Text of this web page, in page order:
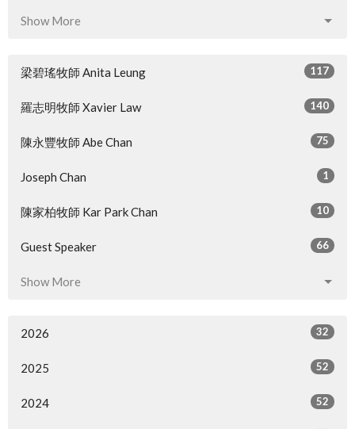
Show More
梁碧瑤牧師 Anita Leung 117
羅志明牧師 Xavier Law 140
陳永豐牧師 Abe Chan 75
Joseph Chan 1
陳家柏牧師 Kar Park Chan 10
Guest Speaker 66
Show More
2026 32
2025 52
2024 52